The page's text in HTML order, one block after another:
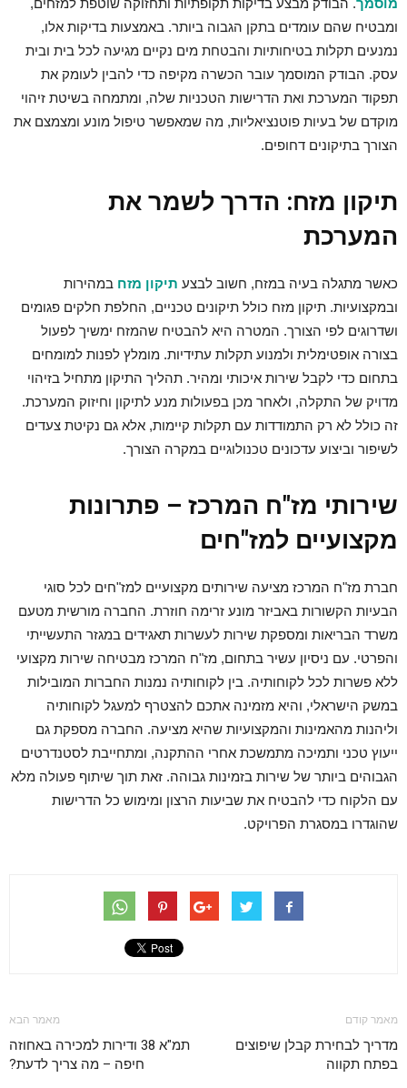
מוסמך. הבודק מבצע בדיקות תקופתיות ותחזוקה שוטפת למזחים,
ומבטיח שהם עומדים בתקן הגבוה ביותר. באמצעות בדיקות אלו,
נמנעים תקלות בטיחותיות והבטחת מים נקיים מגיעה לכל בית ובית
עסק. הבודק המוסמך עובר הכשרה מקיפה כדי להבין לעומק את
תפקוד המערכת ואת הדרישות הטכניות שלה, ומתמחה בשיטת זיהוי
מוקדם של בעיות פוטנציאליות, מה שמאפשר טיפול מונע ומצמצם את
הצורך בתיקונים דחופים.
תיקון מזח: הדרך לשמר את
המערכת
כאשר מתגלה בעיה במזח, חשוב לבצע תיקון מזח במהירות
ובמקצועיות. תיקון מזח כולל תיקונים טכניים, החלפת חלקים פגומים
ושדרוגים לפי הצורך. המטרה היא להבטיח שהמזח ימשיך לפעול
בצורה אופטימלית ולמנוע תקלות עתידיות. מומלץ לפנות למומחים
בתחום כדי לקבל שירות איכותי ומהיר. תהליך התיקון מתחיל בזיהוי
מדויק של התקלה, ולאחר מכן בפעולות מנע לתיקון וחיזוק המערכת.
זה כולל לא רק התמודדות עם תקלות קיימות, אלא גם נקיטת צעדים
לשיפור וביצוע עדכונים טכנולוגיים במקרה הצורך.
שירותי מז"ח המרכז – פתרונות
מקצועיים למז"חים
חברת מז"ח המרכז מציעה שירותים מקצועיים למז"חים לכל סוגי
הבעיות הקשורות באביזר מונע זרימה חוזרת. החברה מורשית מטעם
משרד הבריאות ומספקת שירות לעשרות תאגידים במגזר התעשייתי
והפרטי. עם ניסיון עשיר בתחום, מז"ח המרכז מבטיחה שירות מקצועי
ללא פשרות לכל לקוחותיה. בין לקוחותיה נמנות החברות המובילות
במשק הישראלי, והיא מזמינה אתכם להצטרף למעגל לקוחותיה
וליהנות מהאמינות והמקצועיות שהיא מציעה. החברה מספקת גם
ייעוץ טכני ותמיכה מתמשכת אחרי ההתקנה, ומתחייבת לסטנדרטים
הגבוהים ביותר של שירות בזמינות גבוהה. זאת תוך שיתוף פעולה מלא
עם הלקוח כדי להבטיח את שביעות הרצון ומימוש כל הדרישות
שהוגדרו במסגרת הפרויקט.
מאמר קודם
מדריך לבחירת קבלן שיפוצים
בפתח תקווה
מאמר הבא
תמ"א 38 ודירות למכירה באחוזה
חיפה – מה צריך לדעת?